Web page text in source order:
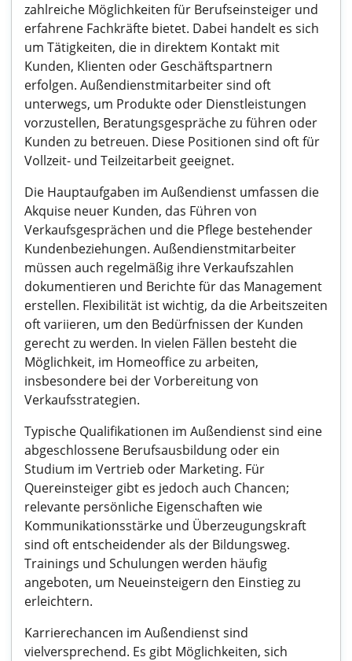
zahlreiche Möglichkeiten für Berufseinsteiger und
erfahrene Fachkräfte bietet. Dabei handelt es sich
um Tätigkeiten, die in direktem Kontakt mit
Kunden, Klienten oder Geschäftspartnern
erfolgen. Außendienstmitarbeiter sind oft
unterwegs, um Produkte oder Dienstleistungen
vorzustellen, Beratungsgespräche zu führen oder
Kunden zu betreuen. Diese Positionen sind oft für
Vollzeit- und Teilzeitarbeit geeignet.
Die Hauptaufgaben im Außendienst umfassen die
Akquise neuer Kunden, das Führen von
Verkaufsgesprächen und die Pflege bestehender
Kundenbeziehungen. Außendienstmitarbeiter
müssen auch regelmäßig ihre Verkaufszahlen
dokumentieren und Berichte für das Management
erstellen. Flexibilität ist wichtig, da die Arbeitszeiten
oft variieren, um den Bedürfnissen der Kunden
gerecht zu werden. In vielen Fällen besteht die
Möglichkeit, im Homeoffice zu arbeiten,
insbesondere bei der Vorbereitung von
Verkaufsstrategien.
Typische Qualifikationen im Außendienst sind eine
abgeschlossene Berufsausbildung oder ein
Studium im Vertrieb oder Marketing. Für
Quereinsteiger gibt es jedoch auch Chancen;
relevante persönliche Eigenschaften wie
Kommunikationsstärke und Überzeugungskraft
sind oft entscheidender als der Bildungsweg.
Trainings und Schulungen werden häufig
angeboten, um Neueinsteigern den Einstieg zu
erleichtern.
Karrierechancen im Außendienst sind
vielversprechend. Es gibt Möglichkeiten, sich